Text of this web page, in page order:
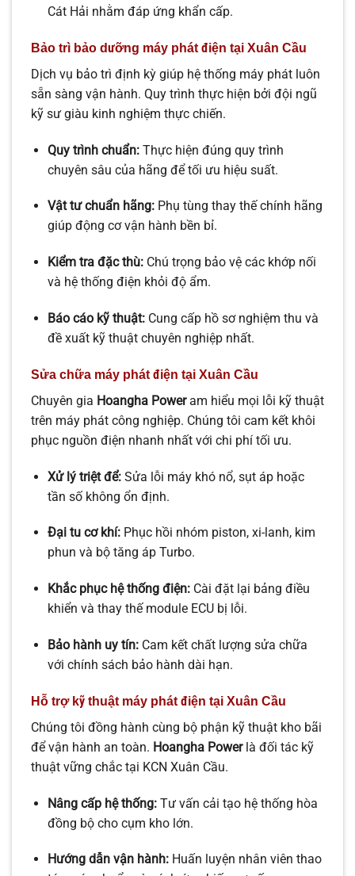
Cát Hải nhằm đáp ứng khẩn cấp.
Bảo trì bảo dưỡng máy phát điện tại Xuân Cầu
Dịch vụ bảo trì định kỳ giúp hệ thống máy phát luôn
sẵn sàng vận hành. Quy trình thực hiện bởi đội ngũ
kỹ sư giàu kinh nghiệm thực chiến.
Quy trình chuẩn:Thực hiện đúng quy trình
chuyên sâu của hãng để tối ưu hiệu suất.
Vật tư chuẩn hãng:Phụ tùng thay thế chính hãng
giúp động cơ vận hành bền bỉ.
Kiểm tra đặc thù:Chú trọng bảo vệ các khớp nối
và hệ thống điện khỏi độ ẩm.
Báo cáo kỹ thuật:Cung cấp hồ sơ nghiệm thu và
đề xuất kỹ thuật chuyên nghiệp nhất.
Sửa chữa máy phát điện tại Xuân Cầu
Chuyên gia Hoangha Poweram hiểu mọi lỗi kỹ thuật
trên máy phát công nghiệp. Chúng tôi cam kết khôi
phục nguồn điện nhanh nhất với chi phí tối ưu.
Xử lý triệt để:Sửa lỗi máy khó nổ, sụt áp hoặc
tần số không ổn định.
Đại tu cơ khí:Phục hồi nhóm piston, xi-lanh, kim
phun và bộ tăng áp Turbo.
Khắc phục hệ thống điện:Cài đặt lại bảng điều
khiển và thay thế module ECU bị lỗi.
Bảo hành uy tín:Cam kết chất lượng sửa chữa
với chính sách bảo hành dài hạn.
Hỗ trợ kỹ thuật máy phát điện tại Xuân Cầu
Chúng tôi đồng hành cùng bộ phận kỹ thuật kho bãi
để vận hành an toàn. Hoangha Powerlà đối tác kỹ
thuật vững chắc tại KCN Xuân Cầu.
Nâng cấp hệ thống:Tư vấn cải tạo hệ thống hòa
đồng bộ cho cụm kho lớn.
Hướng dẫn vận hành:Huấn luyện nhân viên thao